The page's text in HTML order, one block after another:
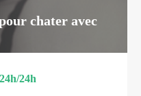
chater avec
24h